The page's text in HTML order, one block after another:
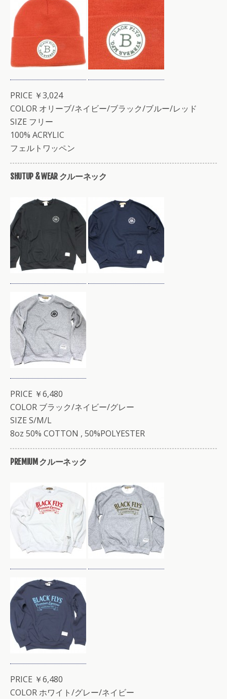
PRICE ￥3,024
COLOR オリーブ/ネイビー/ブラック/ブルー/レッド
SIZE フリー
100% ACRYLIC
フェルトワッペン
SHUTUP & WEAR クルーネック
PRICE ￥6,480
COLOR ブラック/ネイビー/グレー
SIZE S/M/L
8oz 50% COTTON , 50%POLYESTER
PREMIUM クルーネック
PRICE ￥6,480
COLOR ホワイト/グレー/ネイビー